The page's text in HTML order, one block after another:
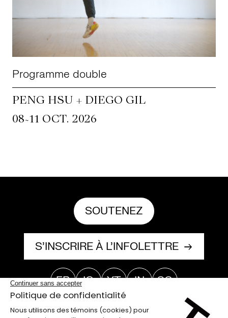
Programme double
PENG HSU + DIEGO GIL
08~11 OCT. 2026
SOUTENEZ
S’INSCRIRE À L’INFOLETTRE
FB IG YT IN SC